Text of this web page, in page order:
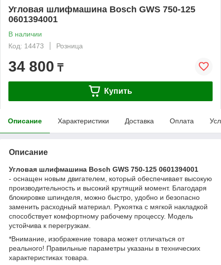
Угловая шлифмашина Bosch GWS 750-125
0601394001
В наличии
Код: 14473
Розница
34 800 ₸
Купить
Описание Характеристики Доставка Оплата
Описание
Угловая шлифмашина Bosch GWS 750-125 0601394001
- оснащен новым двигателем, который обеспечивает высокую
производительность и высокий крутящий момент. Благодаря
блокировке шпинделя, можно быстро, удобно и безопасно
заменить расходный материал. Рукоятка с мягкой накладкой
способствует комфортному рабочему процессу. Модель
устойчива к перегрузкам.
*Внимание, изображение товара может отличаться от
реального! Правильные параметры указаны в технических
характеристиках товара.